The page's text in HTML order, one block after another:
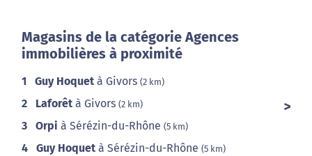
Magasins de la catégorie Agences
immobilières à proximité
1 Guy Hoquet à Givors (2 km)
2 Laforêt à Givors (2 km)
3 Orpi à Sérézin-du-Rhône (5 km)
4 Guy Hoquet à Sérézin-du-Rhône (5 km)